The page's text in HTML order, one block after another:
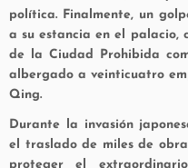
política. Finalmente, un
a su estancia en el palacio,
de la Ciudad Prohibida
albergado a veinticuatro
Qing.
Durante la invasión
el traslado de miles de
proteger el